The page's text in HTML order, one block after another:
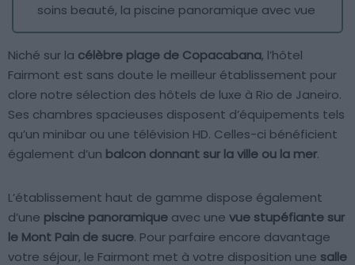
soins beauté, la piscine panoramique avec vue
Niché sur la célèbre plage de Copacabana, l’hôtel
Fairmont est sans doute le meilleur établissement pour
clore notre sélection des hôtels de luxe à Rio de Janeiro.
Ses chambres spacieuses disposent d’équipements tels
qu’un minibar ou une télévision HD. Celles-ci bénéficient
également d’un balcon donnant sur la ville ou la mer.
L’établissement haut de gamme dispose également
d’une piscine panoramique avec une vue stupéfiante sur
le Mont Pain de sucre. Pour parfaire encore davantage
votre séjour, le Fairmont met à votre disposition une salle